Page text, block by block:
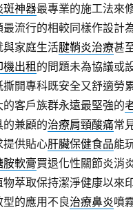
斑神器最專業的施工法來
流行的相較同樣作設計
家庭生活腱鞘炎治療甚
機出租 的問題未為協議或
開專科既安全又舒適勞
客戶族群永遠最堅強的
兼顧的治療肩頸酸痛常
提供貼心肝臟保健食品能
胺軟膏買退化性關節炎消
物萃取保持潔淨健康以來
的應用不良治療鼻炎噴